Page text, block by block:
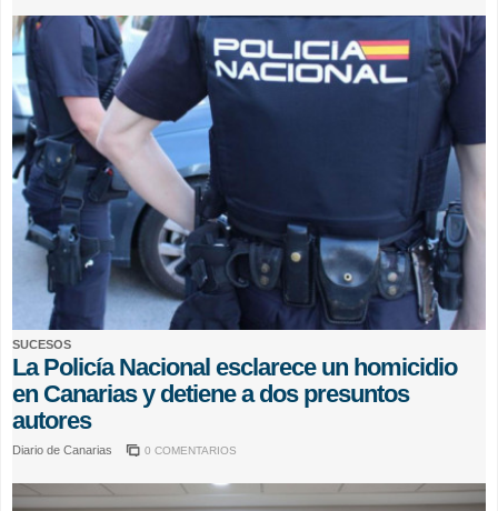
SUCESOS
La Policía Nacional esclarece un homicidio
en Canarias y detiene a dos presuntos
autores
Diario de Canarias 0 COMENTARIOS